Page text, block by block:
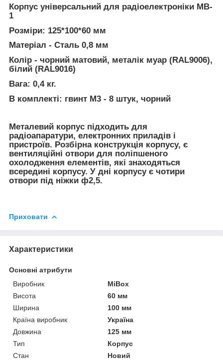
Корпус універсальний для радіоелектроніки MB-
1
Розміри: 125*100*60 мм
Матеріал - Сталь 0,8 мм
Колір - чорний матовий, металік муар (RAL9006),
білий (RAL9016)
Вага: 0,4 кг.
В комплекті: гвинт М3 - 8 штук, чорний
Металевий корпус підходить для
радіоапаратури, електронних приладів і
пристроїв. Розбірна конструкція корпусу, є
вентиляційні отвори для поліпшеного
охолодження елементів, які знаходяться
всередині корпусу. У дні корпусу є чотири
отвори під ніжки ф2,5.
Приховати
Характеристики
Основні атрибути
Виробник
MiBox
Висота
60 мм
Ширина
100 мм
Країна виробник
Україна
Довжина
125 мм
Тип
Корпус
Стан
Новий